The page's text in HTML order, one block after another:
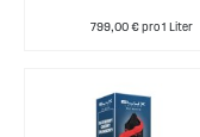
799,00 € pro 1 Liter